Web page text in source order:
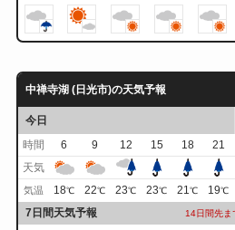
中禅寺湖 (日光市)の天気予報
今日
時間
6 9 12 15 18 21
天気
気温 18℃ 22℃ 23℃ 23℃ 21℃ 19℃
7日間天気予報 14日間先ま